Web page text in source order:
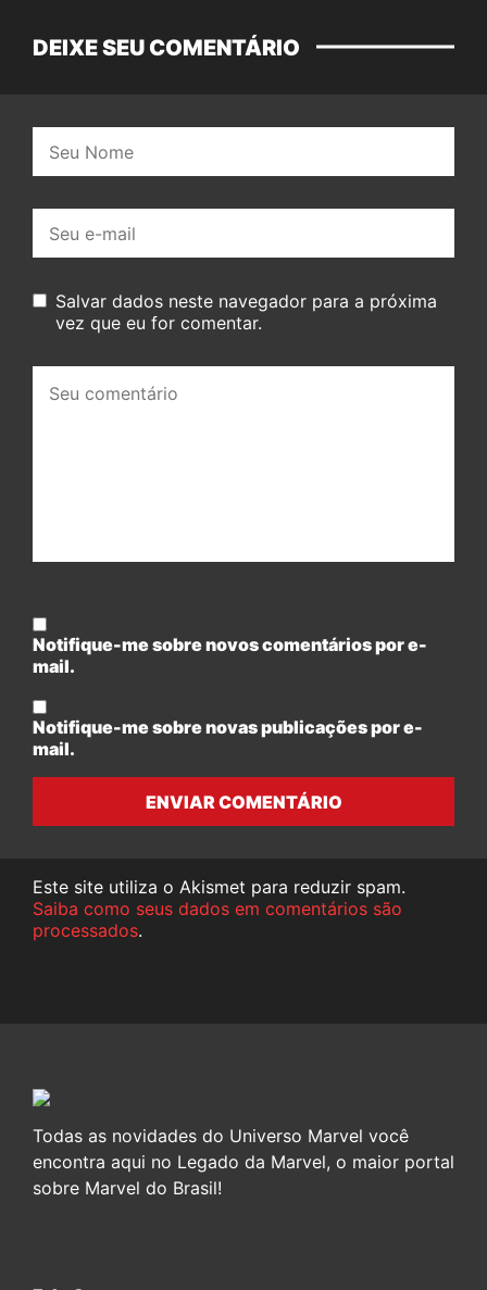
DEIXE SEU COMENTÁRIO
mail:
Salvar dados neste navegador para a próxima
vez que eu for comentar.
comentário:
Notifique-me sobre novos comentários por e-
mail.
Notifique-me sobre novas publicações por e-
mail.
ENVIAR COMENTÁRIO
Este site utiliza o Akismet para reduzir spam.
Saiba como seus dados em comentários são
processados.
Todas as novidades do Universo Marvel você
encontra aqui no Legado da Marvel, o maior portal
sobre Marvel do Brasil!